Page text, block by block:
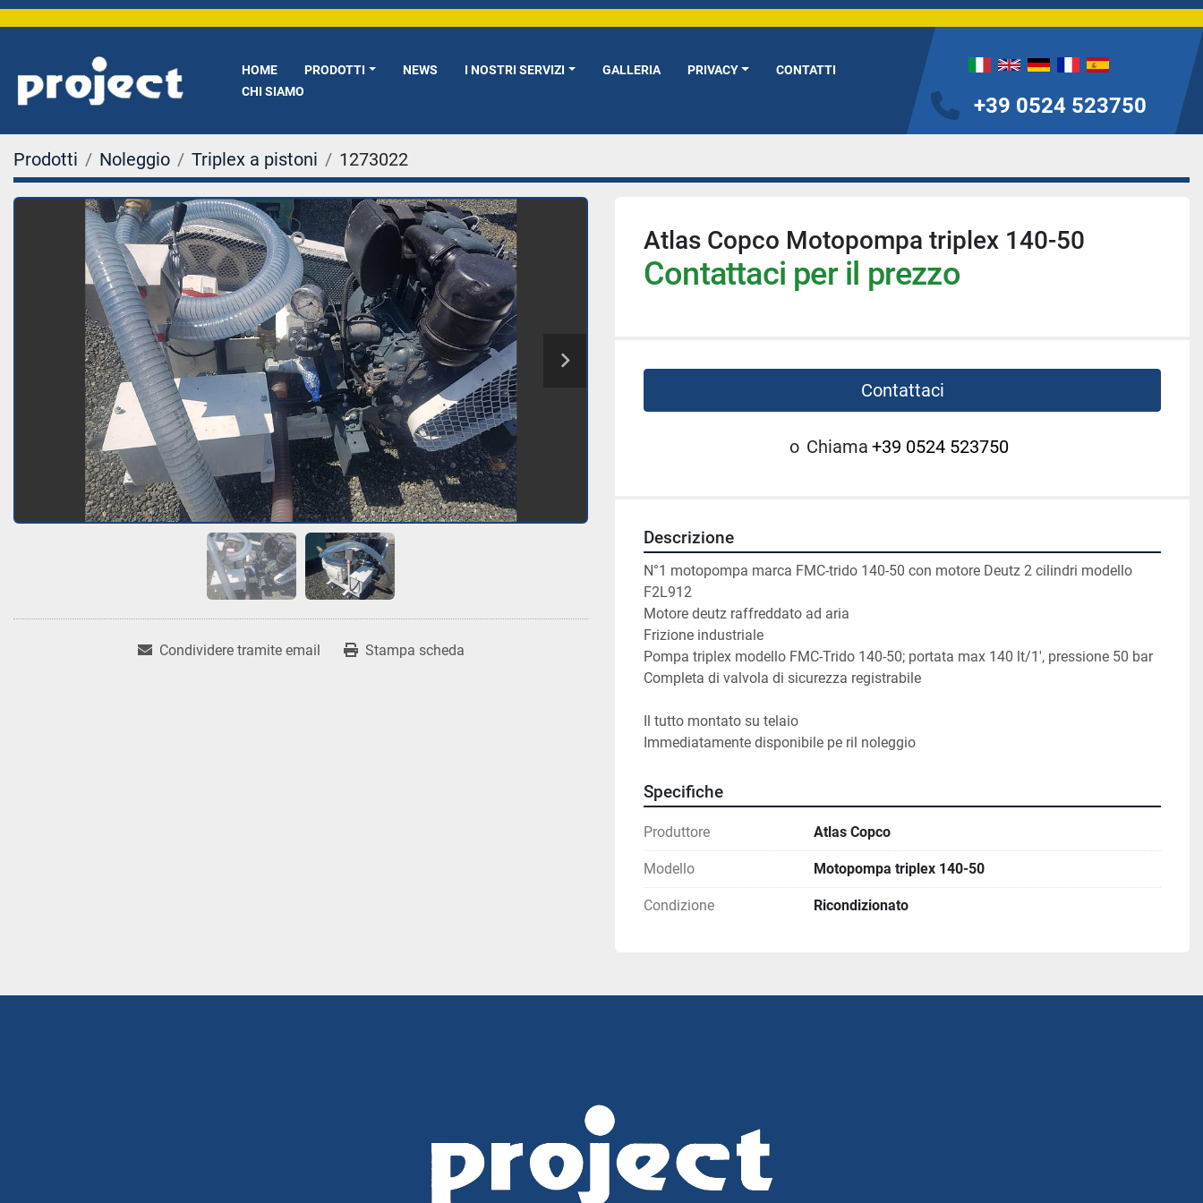
HOME PRODOTTI NEWS I NOSTRI SERVIZI GALLERIA PRIVACY
CONTATTI
CHI SIAMO
+39 0524 523750
Prodotti Noleggio Triplex a pistoni 1273022
Condividere tramite email Stampa scheda
Atlas Copco Motopompa triplex 140-50
Contattaci per il prezzo
Contattaci
o Chiama +39 0524 523750
Descrizione
N°1 motopompa marca FMC-trido 140-50 con motore Deutz 2 cilindri modello
F2L912
Motore deutz raffreddato ad aria
Frizione industriale
Pompa triplex modello FMC-Trido 140-50; portata max 140 lt/1', pressione 50 bar
Completa di valvola di sicurezza registrabile
Il tutto montato su telaio
Immediatamente disponibile pe ril noleggio
Specifiche
Produttore Atlas Copco
Modello Motopompa triplex 140-50
Condizione Ricondizionato